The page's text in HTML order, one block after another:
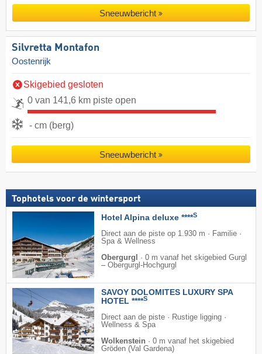
Sneeuwbericht
Silvretta Montafon
Oostenrijk
Skigebied gesloten
0 van 141,6 km piste open
- cm (berg)
Sneeuwbericht
Tophotels voor de wintersport
Hotel Alpina deluxe ****S
Direct aan de piste op 1.930 m · Familie ·
Spa & Wellness
Obergurgl
· 0 m vanaf het skigebied Gurgl
– Obergurgl-Hochgurgl
SAVOY DOLOMITES LUXURY SPA
HOTEL ****S
Direct aan de piste · Rustige ligging ·
Wellness & Spa
Wolkenstein · 0 m vanaf het skigebied
Gröden (Val Gardena)